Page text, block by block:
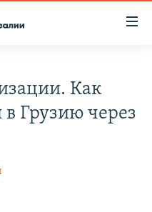
СОПРОТИВЛЕНИЯ
Как
Грузию через